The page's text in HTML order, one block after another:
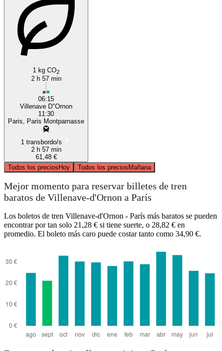
1 kg CO2
2 h 57 min
06:15
Villenave D"Ornon
11:30
Paris, Paris Montparnasse
1 transbordo/s
2 h 57 min
61,48 €
Todos los preciosHoy Todos los preciosMañana
Mejor momento para reservar billetes de tren
baratos de Villenave-d'Ornon a París
Los boletos de tren Villenave-d'Ornon - París más baratos se pueden
encontrar por tan solo 21,28 € si tiene suerte, o 28,82 € en
promedio. El boleto más caro puede costar tanto como 34,90 €.